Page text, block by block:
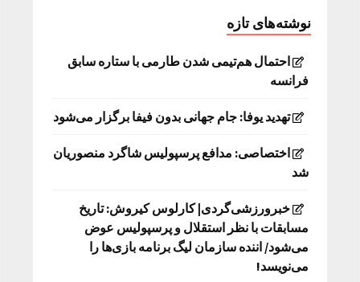
نوشته‌های تازه
احتمال هم‌تیمی شدن طارمی با ستاره سابق
فرانسه
تهدید یوفا: جام جهانی بدون فیفا برگزار می‌شود
اختصاصی: مدافع پرسپولیس شاگرد منصوریان
شد
خبرورزشی‌گردی| کارلوس کیروش: تاریخ
مسابقات با نظر استقلال و پرسپولیس عوض
می‌شود/ اننده سازمان لیگ برنامه بازی‌ها را
می‌نویسد!